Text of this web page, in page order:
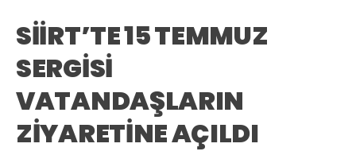
SİİRT’TE 15 TEMMUZ
SERGİSİ
VATANDAŞLARIN
ZİYARETİNE AÇILDI